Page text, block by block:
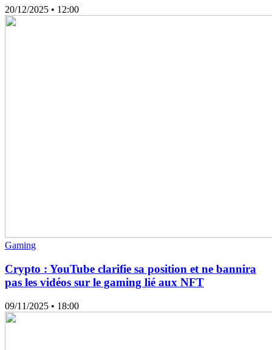
20/12/2025 • 12:00
Gaming
Crypto : YouTube clarifie sa position et ne bannira
pas les vidéos sur le gaming lié aux NFT
09/11/2025 • 18:00